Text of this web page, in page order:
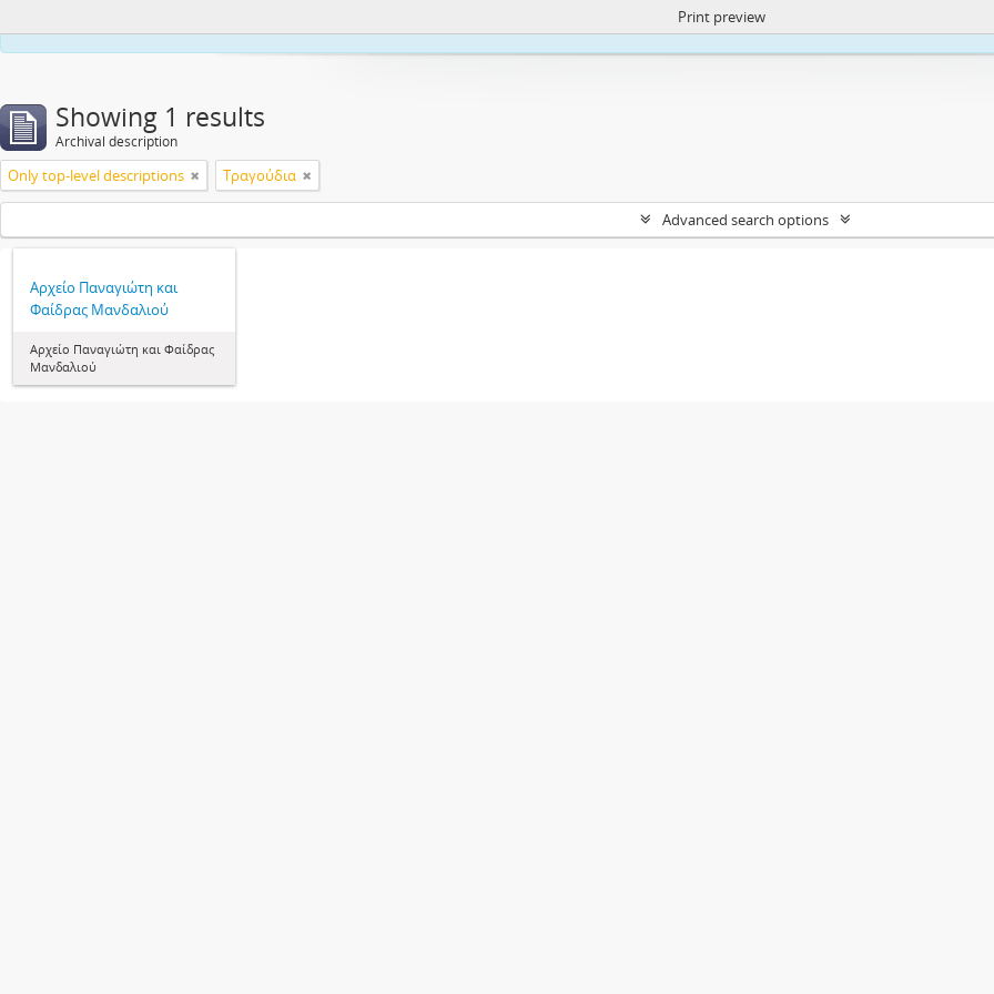
This website uses cookies to enhance your ability to browse and load content.
Print preview
Showing 1 results
Archival description
Only top-level descriptions Τραγούδια
Advanced search options
Αρχείο Παναγιώτη και
Φαίδρας Μανδαλιού
Αρχείο Παναγιώτη και Φαίδρας
Μανδαλιού